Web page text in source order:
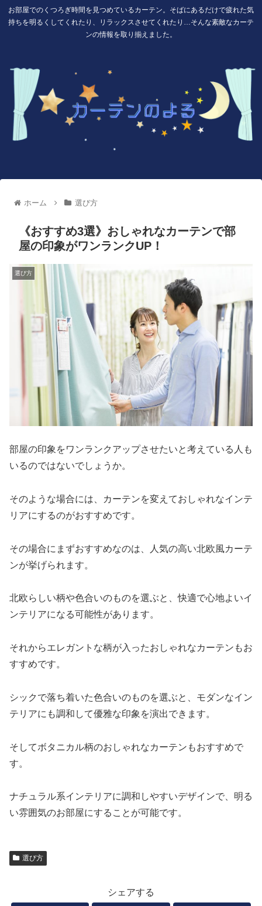
お部屋でのくつろぎ時間を見つめているカーテン。そばにあるだけで疲れた気
持ちを明るくしてくれたり、リラックスさせてくれたり…そんな素敵なカーテ
ンの情報を取り揃えました。
ホーム 選び方
《おすすめ3選》おしゃれなカーテンで部
屋の印象がワンランクUP！
選び方
部屋の印象をワンランクアップさせたいと考えている人も
いるのではないでしょうか。
そのような場合には、カーテンを変えておしゃれなインテ
リアにするのがおすすめです。
その場合にまずおすすめなのは、人気の高い北欧風カーテ
ンが挙げられます。
北欧らしい柄や色合いのものを選ぶと、快適で心地よいイ
ンテリアになる可能性があります。
それからエレガントな柄が入ったおしゃれなカーテンもお
すすめです。
シックで落ち着いた色合いのものを選ぶと、モダンなイン
テリアにも調和して優雅な印象を演出できます。
そしてボタニカル柄のおしゃれなカーテンもおすすめで
す。
ナチュラル系インテリアに調和しやすいデザインで、明る
い雰囲気のお部屋にすることが可能です。
選び方
シェアする